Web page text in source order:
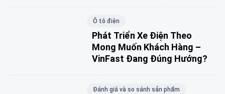
Ô tô điện
Phát Triển Xe Điện Theo
Mong Muốn Khách Hàng –
VinFast Đang Đúng Hướng?
Đánh giá và so sánh sản phẩm